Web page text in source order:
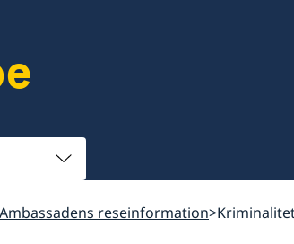
Ambassadens reseinformation